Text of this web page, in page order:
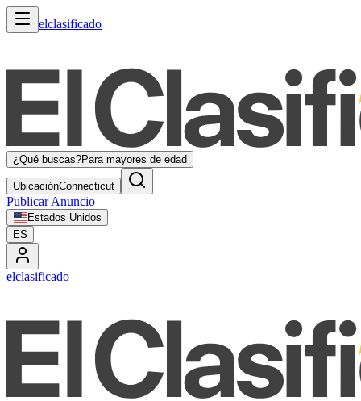
elclasificado
¿Qué buscas?Para mayores de edad
UbicaciónConnecticut
Publicar Anuncio
Estados Unidos
ES
elclasificado